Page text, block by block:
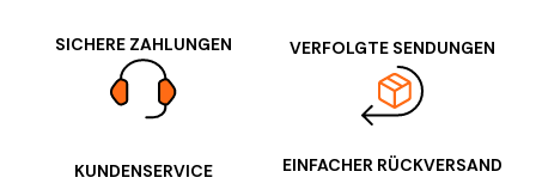
SICHERE ZAHLUNGEN VERFOLGTE SENDUNGEN
KUNDENSERVICE EINFACHER RÜCKVERSAND